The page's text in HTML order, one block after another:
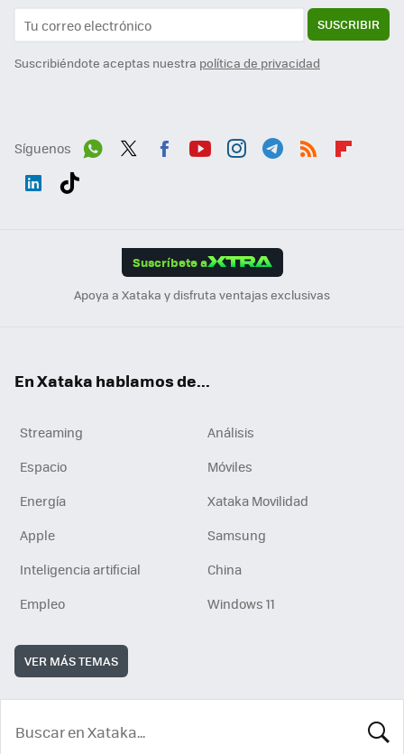
SUSCRIBIR
Suscribiéndote aceptas nuestra política de privacidad
Síguenos
Suscríbete a
Apoya a Xataka y disfruta ventajas exclusivas
En Xataka hablamos de...
Streaming
Análisis
Espacio
Móviles
Energía
Xataka Movilidad
Apple
Samsung
Inteligencia artificial
China
Empleo
Windows 11
VER MÁS TEMAS